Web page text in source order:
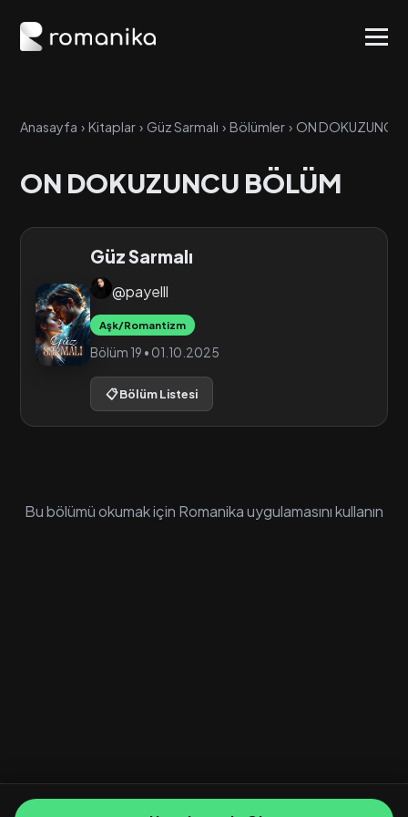
Anasayfa › Kitaplar › Güz Sarmalı › Bölümler › ON DOKUZUNCU
ON DOKUZUNCU BÖLÜM
Güz Sarmalı
@payelll
Aşk/Romantizm
Bölüm 19 • 01.10.2025
📋 Bölüm Listesi
Bu bölümü okumak için Romanika uygulamasını kullanın